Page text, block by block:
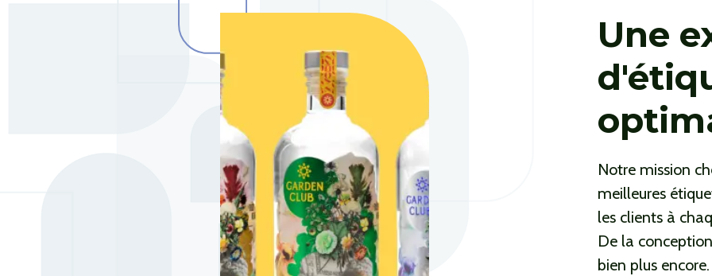
Une
Notre mission
meilleures
les clients à
De la
bien plus encore.